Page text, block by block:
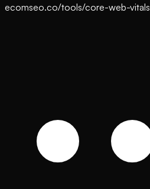
ecomseo.co/tools/core-web-vitals